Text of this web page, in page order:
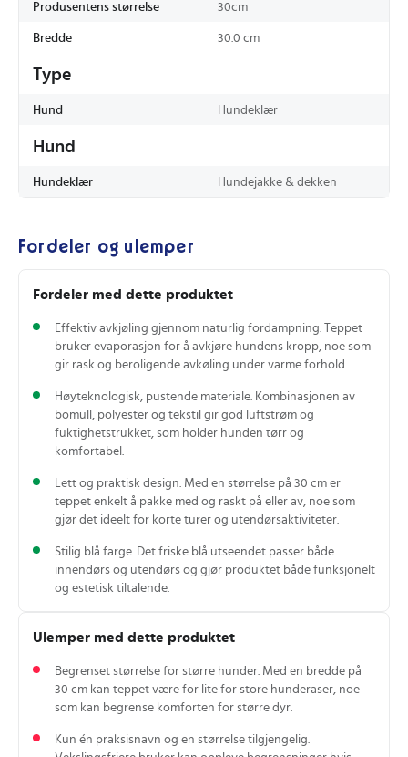
Produsentens størrelse 30cm
Bredde 30.0 cm
Type
Hund Hundeklær
Hund
Hundeklær Hundejakke & dekken
Fordeler og ulemper
Fordeler med dette produktet
Effektiv avkjøling gjennom naturlig fordampning. Teppet
bruker evaporasjon for å avkjøre hundens kropp, noe som
gir rask og beroligende avkøling under varme forhold.
Høyteknologisk, pustende materiale. Kombinasjonen av
bomull, polyester og tekstil gir god luftstrøm og
fuktighetstrukket, som holder hunden tørr og
komfortabel.
Lett og praktisk design. Med en størrelse på 30 cm er
teppet enkelt å pakke med og raskt på eller av, noe som
gjør det ideelt for korte turer og utendørsaktiviteter.
Stilig blå farge. Det friske blå utseendet passer både
innendørs og utendørs og gjør produktet både funksjonelt
og estetisk tiltalende.
Ulemper med dette produktet
Begrenset størrelse for større hunder. Med en bredde på
30 cm kan teppet være for lite for store hunderaser, noe
som kan begrense komforten for større dyr.
Kun én praksisnavn og en størrelse tilgjengelig.